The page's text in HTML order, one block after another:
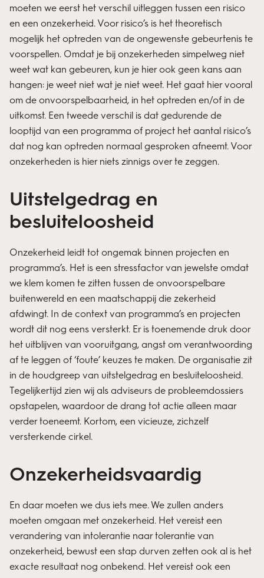
moeten we eerst het verschil uitleggen tussen een risico
en een onzekerheid.Voor risico’s is het theoretisch
mogelijk het optreden van de ongewenste gebeurtenis te
voorspellen. Omdat je bij onzekerheden simpelweg niet
weet wat kan gebeuren, kun je hier ook geen kans aan
hangen: je weet niet wat je niet weet. Het gaat hier vooral
om de onvoorspelbaarheid, in het optreden en/of in de
uitkomst. Een tweede verschil is dat gedurende de
looptijd van een programma of project het aantal risico’s
dat nog kan optreden normaal gesproken afneemt. Voor
onzekerheden is hier niets zinnigs over te zeggen.
Uitstelgedrag en
besluiteloosheid
Onzekerheid leidt tot ongemak binnen projecten en
programma’s. Het is een stressfactor van jewelste omdat
we klem komen te zitten tussen de onvoorspelbare
buitenwereld en een maatschappij die zekerheid
afdwingt. In de context van programma’s en projecten
wordt dit nog eens versterkt. Er is toenemende druk door
het uitblijven van vooruitgang, angst om verantwoording
af te leggen of ‘foute’ keuzes te maken. De organisatie zit
in de houdgreep van uitstelgedrag en besluiteloosheid.
Tegelijkertijd zien wij als adviseurs de probleemdossiers
opstapelen, waardoor de drang tot actie alleen maar
verder toeneemt. Kortom, een vicieuze, zichzelf
versterkende cirkel.
Onzekerheidsvaardig
En daar moeten we dus iets mee. We zullen anders
moeten omgaan met onzekerheid. Het vereist een
verandering van intolerantie naar tolerantie van
onzekerheid, bewust een stap durven zetten ook al is het
exacte resultaat nog onbekend. Het vereist ook een